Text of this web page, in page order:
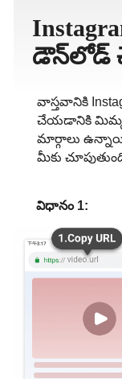
వాస్తవానికి
చేయడానికి
మార్గాలు
మీకు
విధానం 1: